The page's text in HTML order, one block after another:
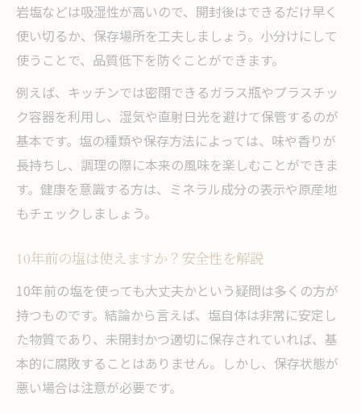
岩塩などは吸湿性が高いので、開封後はできるだけ早く
使い切るか、保存場所を工夫しましょう。小分けにして
使うことで、品質低下を防ぐことができます。
例えば、キッチンでは密閉できるガラス瓶やプラスチッ
ク容器を利用し、湿気や直射日光を避けて保管するのが
基本です。塩の種類や保存方法によっては、味や香りが
長持ちし、調理の際に本来の風味を楽しむことができま
す。健康を意識する方は、ミネラル成分の表示や原産地
もチェックしましょう。
10年前の塩は使えますか？安全性を解説
10年前の塩を使っても大丈夫かという疑問は多くの方が
持つものです。結論から言えば、塩自体は非常に安定し
た物質であり、未開封かつ適切に保存されていれば、基
本的に腐敗することはありません。しかし、保存状態が
悪い場合は注意が必要です。